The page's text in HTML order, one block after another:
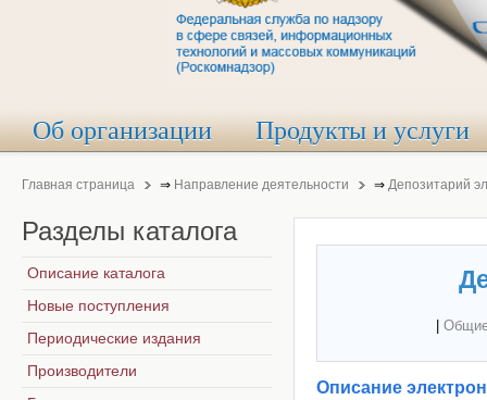
Об организации Продукты и услуги
Главная страница ⇒ Направление деятельности ⇒ Депозитарий
Описание
Разделы каталога
Описание каталога
Новые поступления
Периодические издания
Производители